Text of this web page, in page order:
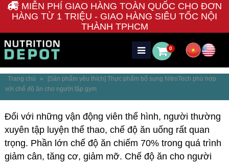
MIỄN PHÍ GIAO HÀNG TOÀN QUỐC CHO ĐƠN
HÀNG TỪ 1 TRIỆU - GIAO HÀNG SIÊU TỐC NỘI
THÀNH TPHCM
0
Trang chủ »
[Sản phẩm yêu thích] Thực phẩm bổ sung NitroTech phù hợp
với chế độ ăn cho người tập gym
Đối với những vận động viên thể hình, người thường
xuyên tập luyện thể thao, chế độ ăn uống rất quan
trọng. Phần lớn chế độ ăn chiếm 70% trong quá trình
giảm cân, tăng cơ, giảm mỡ. Chế độ ăn cho người